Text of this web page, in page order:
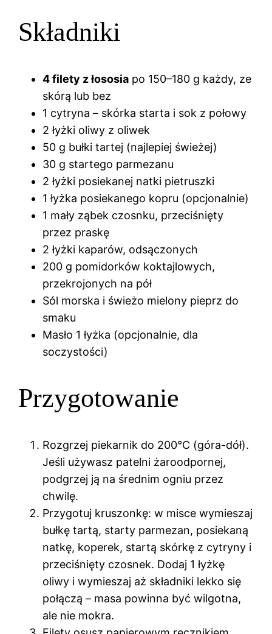
Składniki
4 filety z łososia po 150–180 g każdy, ze
skórą lub bez
1 cytryna – skórka starta i sok z połowy
2 łyżki oliwy z oliwek
50 g bułki tartej (najlepiej świeżej)
30 g startego parmezanu
2 łyżki posiekanej natki pietruszki
1 łyżka posiekanego kopru (opcjonalnie)
1 mały ząbek czosnku, przeciśnięty
przez praskę
2 łyżki kaparów, odsączonych
200 g pomidorków koktajlowych,
przekrojonych na pół
Sól morska i świeżo mielony pieprz do
smaku
Masło 1 łyżka (opcjonalnie, dla
soczystości)
Przygotowanie
Rozgrzej piekarnik do 200°C (góra-dół).
Jeśli używasz patelni żaroodpornej,
podgrzej ją na średnim ogniu przez
chwilę.
Przygotuj kruszonkę: w misce wymieszaj
bułkę tartą, starty parmezan, posiekaną
natkę, koperek, startą skórkę z cytryny i
przeciśnięty czosnek. Dodaj 1 łyżkę
oliwy i wymieszaj aż składniki lekko się
połączą – masa powinna być wilgotna,
ale nie mokra.